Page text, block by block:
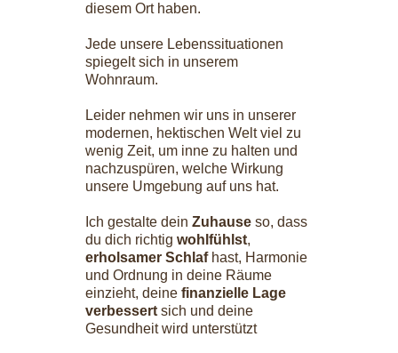
diesem Ort haben.
Jede unsere Lebenssituationen
spiegelt sich in unserem
Wohnraum.
Leider nehmen wir uns in unserer
modernen, hektischen Welt viel zu
wenig Zeit, um inne zu halten und
nachzuspüren, welche Wirkung
unsere Umgebung auf uns hat.
Ich gestalte dein Zuhause so, dass
du dich richtig wohlfühlst,
erholsamer Schlaf hast, Harmonie
und Ordnung in deine Räume
einzieht, deine finanzielle Lage
verbessertsich und deine
Gesundheit wird unterstützt